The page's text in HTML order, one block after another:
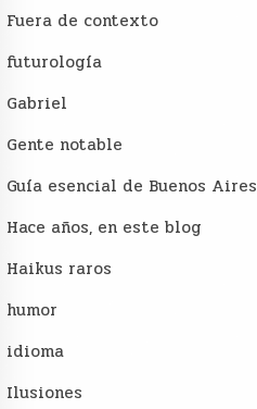
Fuera de contexto
futurología
Gabriel
Gente notable
Guía esencial de Buenos Aires
Hace años, en este blog
Haikus raros
humor
idioma
Ilusiones